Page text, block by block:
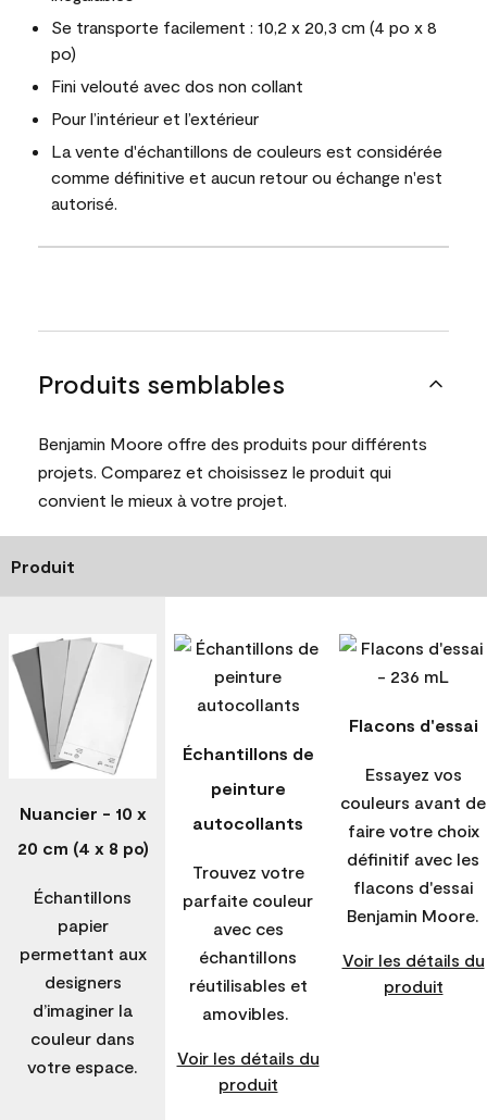
Se transporte facilement : 10,2 x 20,3 cm (4 po x 8
po)
Fini velouté avec dos non collant
Pour l’intérieur et l’extérieur
La vente d'échantillons de couleurs est considérée
comme définitive et aucun retour ou échange n'est
autorisé.
Produits semblables
Benjamin Moore offre des produits pour différents
projets. Comparez et choisissez le produit qui
convient le mieux à votre projet.
Produit
Nuancier - 10 x
20 cm (4 x 8 po)
Échantillons
papier
permettant aux
designers
d’imaginer la
couleur dans
votre espace.
Échantillons de
peinture
autocollants
Trouvez votre
parfaite couleur
avec ces
échantillons
réutilisables et
amovibles.
Voir les détails du
produit
Flacons d'essai
Essayez vos
couleurs avant de
faire votre choix
définitif avec les
flacons d'essai
Benjamin Moore.
Voir les détails du
produit